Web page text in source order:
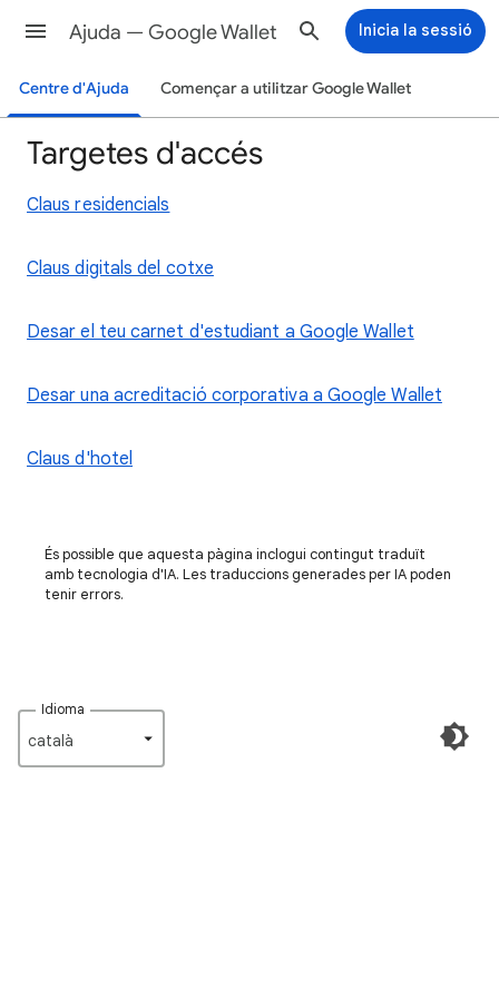
Ajuda — Google Wallet Inicia la sessió
Centre d'Ajuda Començar a utilitzar Google Wallet
Targetes d'accés
Claus residencials
Claus digitals del cotxe
Desar el teu carnet d'estudiant a Google Wallet
Desar una acreditació corporativa a Google Wallet
Claus d'hotel
És possible que aquesta pàgina inclogui contingut traduït
amb tecnologia d'IA. Les traduccions generades per IA poden
tenir errors.
Idioma
català‎